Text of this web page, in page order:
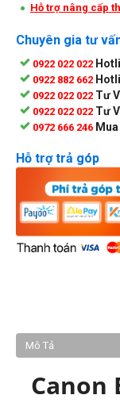
Hỗ trợ nâng cấp
Chuyên gia tư
0922 022 022
0922 882 662
0922 022 022 Tư
0922 022 022 Tư
0972 666 246 Mua
Hỗ trợ trả góp
Mô Tả
Canon